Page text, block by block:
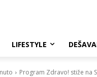
LIFESTYLE
Program Zdravo! stiže na